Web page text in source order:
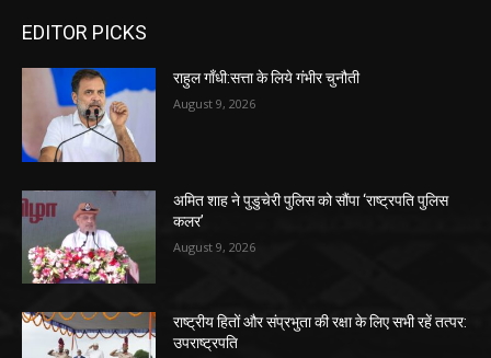
EDITOR PICKS
राहुल गाँधी:सत्ता के लिये गंभीर चुनौती
August 9, 2026
अमित शाह ने पुडुचेरी पुलिस को सौंपा ‘राष्ट्रपति पुलिस
कलर’
August 9, 2026
राष्ट्रीय हितों और संप्रभुता की रक्षा के लिए सभी रहें तत्पर:
उपराष्ट्रपति